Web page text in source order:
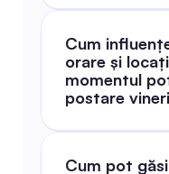
Cum
orare și
momentul
postare
Cum pot